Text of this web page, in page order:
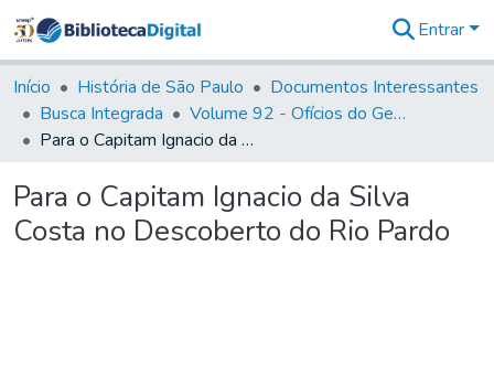
&
Coleções
Tudo na
Biblioteca
Estatísticas
Entrar
Início História de São Paulo
Documentos Interessantes
Busca Integrada
Volume 92 - Ofícios do General D. Luiz aos diversos funcionários da Capitania (1768- 1772)
Para o Capitam Ignacio da Silva Costa no Descoberto do Rio Pardo
Para o Capitam Ignacio da Silva
Costa no Descoberto do Rio Pardo